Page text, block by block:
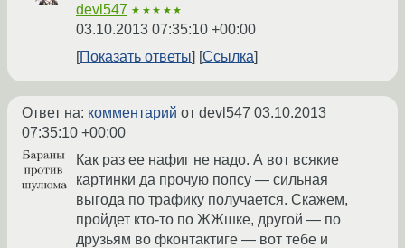
devl547 ★★★★★
03.10.2013 07:35:10 +00:00
Показать ответы
Ссылка
Ответ на: комментарий от devl547 03.10.2013
07:35:10 +00:00
Как раз ее нафиг не надо. А вот всякие
картинки да прочую попсу — сильная
выгода по трафику получается. Скажем,
пройдет кто-то по ЖЖшке, другой — по
друзьям во фконтактиге — вот тебе и